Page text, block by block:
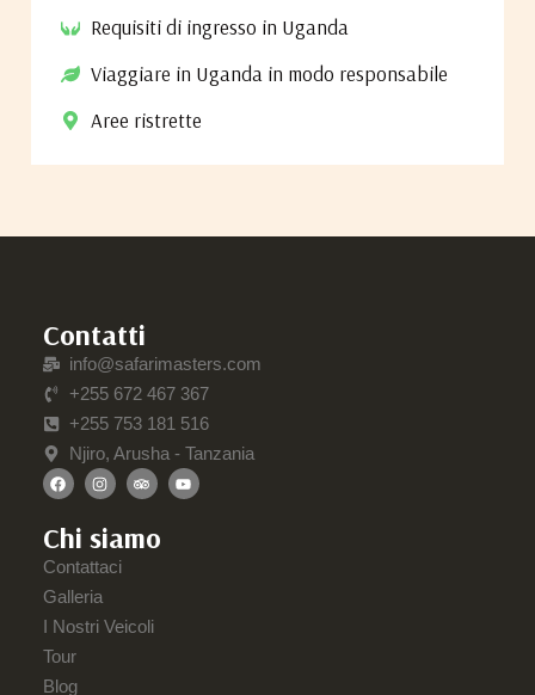
Requisiti di ingresso in Uganda
Viaggiare in Uganda in modo responsabile
Aree ristrette
Contatti
info@safarimasters.com
+255 672 467 367
+255 753 181 516
Njiro, Arusha - Tanzania
Chi siamo
Contattaci
Galleria
I Nostri Veicoli
Tour
Blog